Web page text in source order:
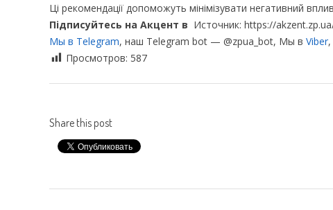
Ці рекомендації допоможуть мінімізувати негативний
Підписуйтесь на Акцент в Источник: https://
Мы в Telegram, наш Telegram bot — @zpua_bot, Мы в Viber
Просмотров: 587
Share this post